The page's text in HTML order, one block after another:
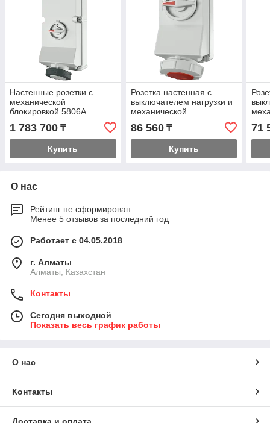
Настенные розетки с
механической
блокировкой 5806A
1 783 700 ₸
Купить
Розетка настенная с
выключателем нагрузки и
механической
блокировкой 5792A
86 560₸
Купить
71
О нас
Рейтинг не сформирован
Менее 5 отзывов за последний год
Работает с 04.05.2018
г. Алматы
Алматы, Казахстан
Контакты
Сегодня выходной
Показать весь график работы
О нас
Контакты